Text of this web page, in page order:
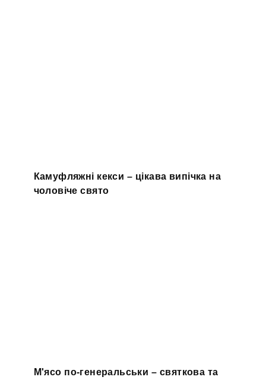
Камуфляжні кекси – цікава випічка на
чоловіче свято
М'ясо по-генеральськи – святкова та